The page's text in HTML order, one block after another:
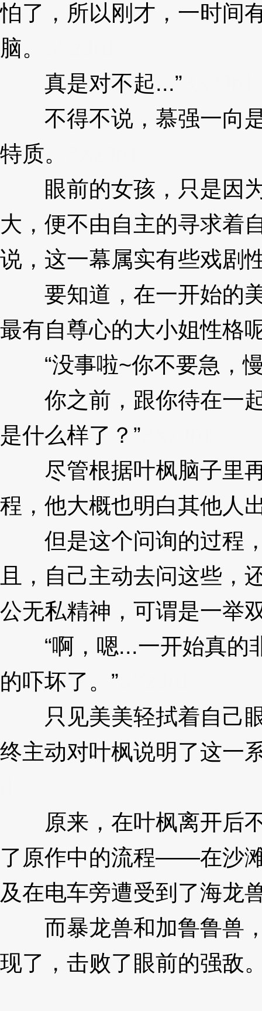
怕了，所以刚才，一时间
脑。
真是对不起...”
不得不说，慕强一向是
特质。
眼前的女孩，只是因为
大，便不由自主的寻求着
说，这一幕属实有些戏剧
要知道，在一开始的美
最有自尊心的大小姐性格
“没事啦~你不要急，
你之前，跟你待在一起
是什么样了？”
尽管根据叶枫脑子里再
程，他大概也明白其他人
但是这个问询的过程，
且，自己主动去问这些，
公无私精神，可谓是一举
“啊，嗯...一开始真的
的吓坏了。”
只见美美轻拭着自己眼
终主动对叶枫说明了这一
原来，在叶枫离开后不
了原作中的流程——在沙
及在电车旁遭受到了海龙
而暴龙兽和加鲁鲁兽，
现了，击败了眼前的强敌